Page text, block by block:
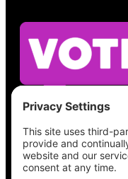
Vea lo que hay
lugar de
registro y